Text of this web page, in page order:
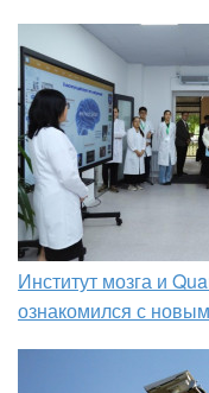
Институт мозга и
ознакомился с